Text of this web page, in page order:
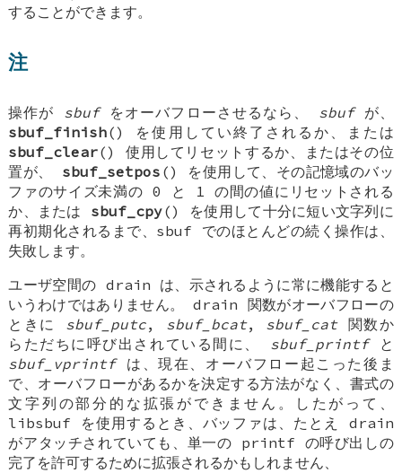
することができます。
注
操作が sbufをオーバフローさせるなら、 sbufが、
sbuf_finish() を使用してい終了されるか、または
sbuf_clear() 使用してリセットするか、またはその位
置が、 sbuf_setpos () を使用して、その記憶域のバッ
ファのサイズ未満の 0 と 1 の間の値にリセットされる
か、または sbuf_cpy() を使用して十分に短い文字列に
再初期化されるまで、sbuf でのほとんどの続く操作は、
失敗します。
ユーザ空間の drain は、示されるように常に機能すると
いうわけではありません。 drain 関数がオーバフローの
ときに sbuf_putc, sbuf_bcat, sbuf_cat関数か
らただちに呼び出されている間に、 sbuf_printfと
sbuf_vprintfは、現在、オーバフロー起こった後ま
で、オーバフローがあるかを決定する方法がなく、書式の
文字列の部分的な拡張ができません。したがって、
libsbuf を使用するとき、バッファは、たとえ drain
がアタッチされていても、単一の printf の呼び出しの
完了を許可するために拡張されるかもしれません、